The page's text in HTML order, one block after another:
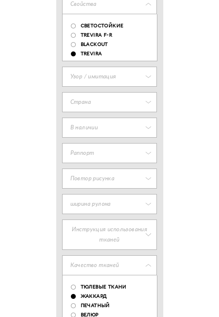
Свойства
СВЕТОСТОЙКИЕ
TREVIRA F-R
BLACKOUT
TREVIRA
Узор / имитация
Страна
В наличии
Раппорт
Повтор рисунка
ширина рулона
Инструкция использования
тканей
Качество тканей
ТЮЛЕВЫЕ ТКАНИ
ЖАККАРД
ПЕЧАТНЫЙ
ВЕЛЮР